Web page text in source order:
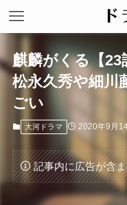
麒麟がくる【23
松永久秀や細川
ごい
大河ドラマ 2020年9月
記事内に広告が含